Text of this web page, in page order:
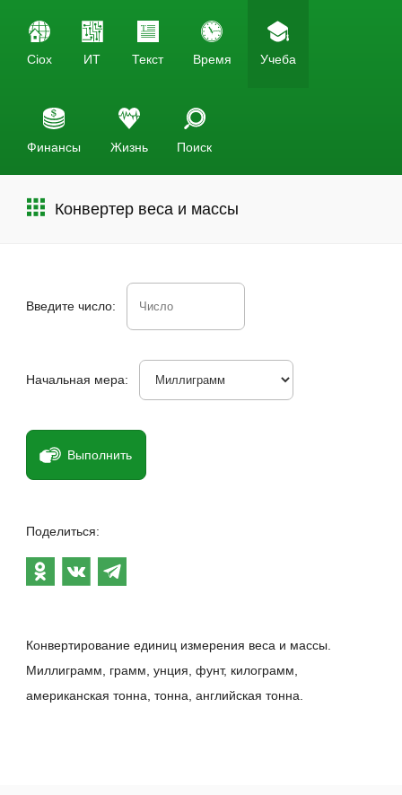
Ciox ИТ Текст Время Учеба
Финансы Жизнь Поиск
Конвертер веса и массы
Введите число:
Начальная мера:
Выполнить
Поделиться:
Конвертирование единиц измерения веса и массы.
Миллиграмм, грамм, унция, фунт, килограмм,
американская тонна, тонна, английская тонна.